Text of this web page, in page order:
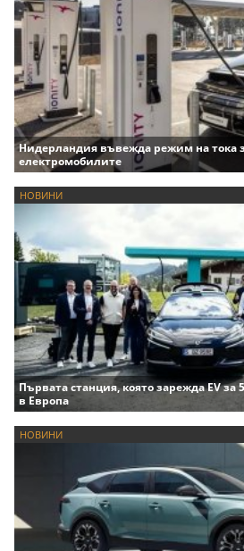
Нидерландия въвежда режим на тока
електромобилите
НОВИНИ
Първата станция, която зарежда EV
в Европа
НОВИНИ